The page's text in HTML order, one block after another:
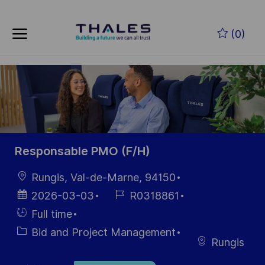
(0)
-
Responsable PMO (F/H)
LocationRungis, Val-de-Marne, 94150
Posted
Date
2026-03-03
Job R0318861
Hiring
Type
Full time
CategoryBid and Project Management
Rungis